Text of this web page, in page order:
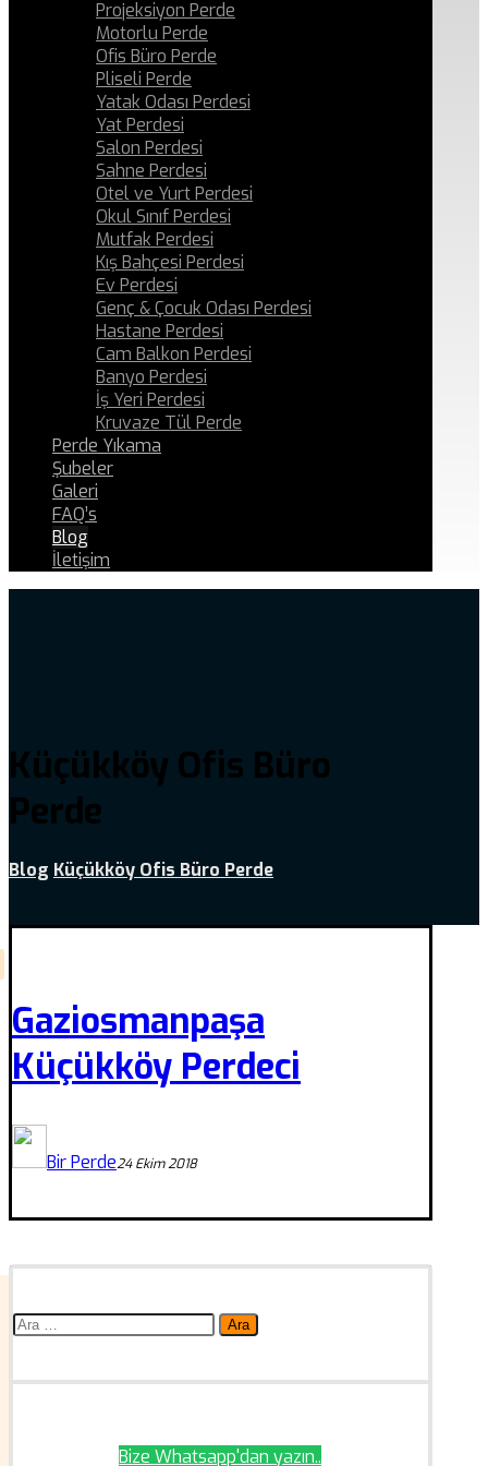
Projeksiyon Perde
Motorlu Perde
Ofis Büro Perde
Pliseli Perde
Yatak Odası Perdesi
Yat Perdesi
Salon Perdesi
Sahne Perdesi
Otel ve Yurt Perdesi
Okul Sınıf Perdesi
Mutfak Perdesi
Kış Bahçesi Perdesi
Ev Perdesi
Genç & Çocuk Odası Perdesi
Hastane Perdesi
Cam Balkon Perdesi
Banyo Perdesi
İş Yeri Perdesi
Kruvaze Tül Perde
Perde Yıkama
Şubeler
Galeri
FAQ’s
Blog
İletişim
Küçükköy Ofis Büro
Perde
Blog Küçükköy Ofis Büro Perde
Gaziosmanpaşa
Küçükköy Perdeci
Bir Perde24 Ekim 2018
Arama:
Bize Whatsapp'dan yazın..